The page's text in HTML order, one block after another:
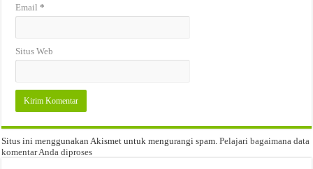
Email*
Situs Web
Situs ini menggunakan Akismet untuk mengurangi spam.Pelajari bagaimana data
komentar Anda diproses